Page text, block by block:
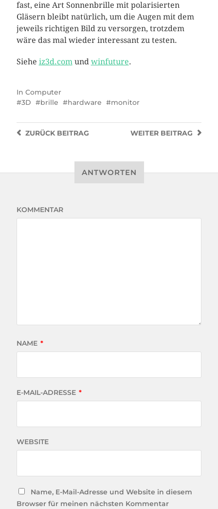
fast, eine Art Sonnenbrille mit polarisierten
Gläsern bleibt natürlich, um die Augen mit dem
jeweils richtigen Bild zu versorgen, trotzdem
wäre das mal wieder interessant zu testen.
Siehe iz3d.comund winfuture.
In Computer
3D
brille hardware monitor
WEITER BEITRAG
ZURÜCKBEITRAG
ANTWORTEN
KOMMENTAR
NAME *
E-MAIL-ADRESSE *
WEBSITE
Name, E-Mail-Adresse und Website in diesem
Browser für meinen nächsten Kommentar